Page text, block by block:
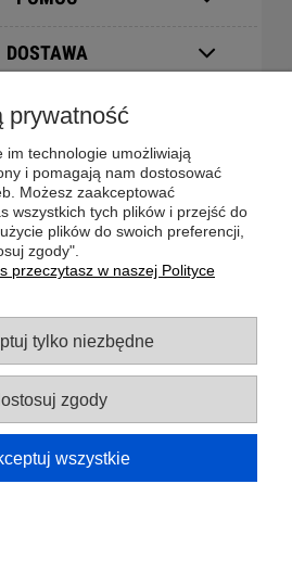
DOSTAWA
KONTO
I ZWROTY
O FIRMIE
Zapraszamy do
kontaktu!
051 585
wersję strony
Shoper.pl
prywatność
im technologie umożliwiają
i pomagają nam dostosować
Możesz zaakceptować
wszystkich tych plików i przejść do
plików do swoich preferencji,
zgody".
przeczytasz w naszej Polityce
tylko niezbędne
zgody
wszystkie